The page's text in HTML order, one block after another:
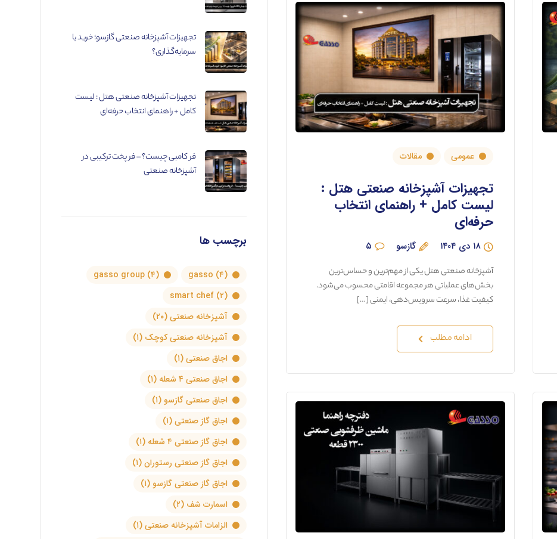
عمومی مقالات
تجهیزات آشپزخانه صنعتی هتل :
لیست کامل + راهنمای انتخاب
حرفه‌ای
۱۸ دی ۱۴۰۴ گازسو ۵
آشپزخانه صنعتی هتل یکی از مهم‌ترین و حساس‌ترین
بخش‌های عملیاتی هر مجموعه اقامتی محسوب می‌شود.
کیفیت غذا، سرعت سرویس‌دهی، ایمنی […]
ادامه مطلب
تجهیزات آشپزخانه صنعتی گازسو؛ خرید یا
سرمایه‌گذاری؟
تجهیزات آشپزخانه صنعتی هتل : لیست
کامل + راهنمای انتخاب حرفه‌ای
فر کامبی چیست؟ – فر پخت ترکیبی در
آشپزخانه صنعتی
برچسب ها
gasso (۴) gasso group (۴)
smart chef (۲)
آشپزخانه صنعتی(۲۰)
آشپزخانه صنعتی کوچک (۱)
اجاق صنعتی(۱)
اجاق صنعتی ۴ شعله
(۱)
اجاق صنعتی گازسو (۱)
اجاق گاز صنعتی(۱)
اجاق گاز صنعتی ۴ شعله
(۱)
اجاق گاز صنعتی رستوران(۱)
اجاق گاز صنعتی گازسو (۱)
اسمارت شف (۲)
الزامات آشپزخانه صنعتی(۱)